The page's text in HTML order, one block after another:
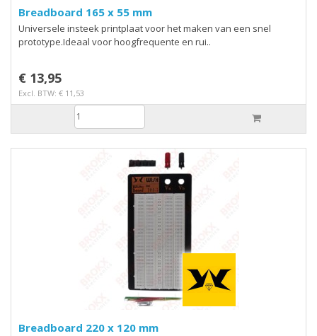
Breadboard 165 x 55 mm
Universele insteek printplaat voor het maken van een snel
prototype.Ideaal voor hoogfrequente en rui..
€ 13,95
Excl. BTW: € 11,53
Breadboard 220 x 120 mm